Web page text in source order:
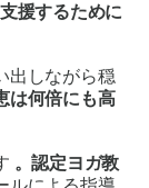
援するために
出しながら穏
は何倍にも高
。認定ヨガ教